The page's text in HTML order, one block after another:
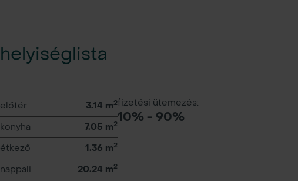
helyiséglista
előtér 3.14 m2
konyha 7.05 m2
étkező 1.36 m2
nappali 20.24 m2
fizetési ütemezés:
10% - 90%